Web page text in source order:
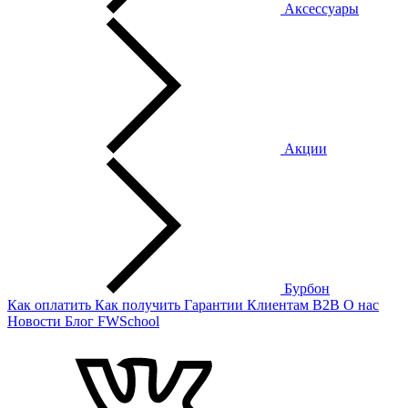
Аксессуары
Акции
Бурбон
Как оплатить Как получить Гарантии Клиентам B2B О нас
Новости Блог FWSchool